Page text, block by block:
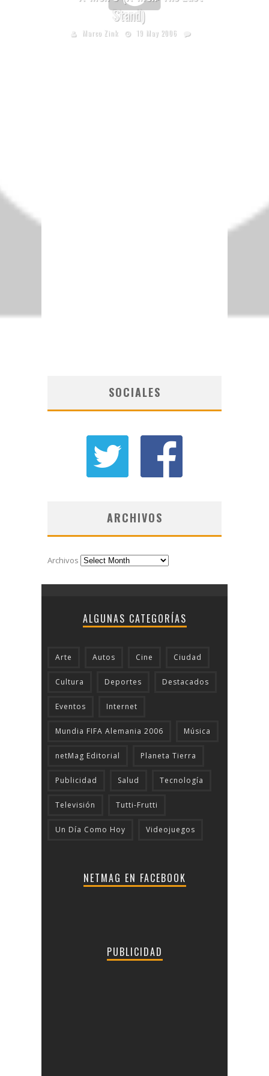
Stand)
Marco Zink 19 May 2006
SOCIALES
ARCHIVOS
Archivos
ALGUNAS CATEGORÍAS
Arte Autos Cine Ciudad
Cultura Deportes Destacados
Eventos Internet
Mundia FIFA Alemania 2006 Música
netMag Editorial Planeta Tierra
Publicidad Salud Tecnologí­a
Televisión Tutti-Frutti
Un Día Como Hoy Videojuegos
NETMAG EN FACEBOOK
PUBLICIDAD